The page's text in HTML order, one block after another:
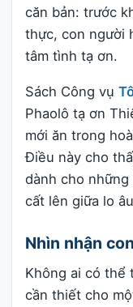
căn bản: trước
thực, con người
tâm tình tạ ơn.
Sách Công vụ
Phaolô tạ ơn
mới ăn trong
Điều này cho
dành cho
cất lên giữa lo
Nhìn nhận
Không ai có thể
cần thiết cho